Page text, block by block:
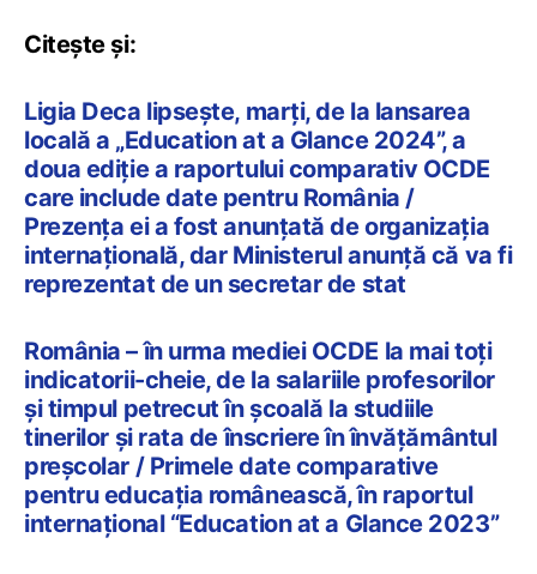
Citește și:
Ligia Deca lipsește, marți, de la lansarea
locală a „Education at a Glance 2024”, a
doua ediție a raportului comparativ OCDE
care include date pentru România /
Prezența ei a fost anunțată de organizația
internațională, dar Ministerul anunță că va fi
reprezentat de un secretar de stat
România – în urma mediei OCDE la mai toți
indicatorii-cheie, de la salariile profesorilor
și timpul petrecut în școală la studiile
tinerilor și rata de înscriere în învățământul
preșcolar / Primele date comparative
pentru educația românească, în raportul
internațional “Education at a Glance 2023”